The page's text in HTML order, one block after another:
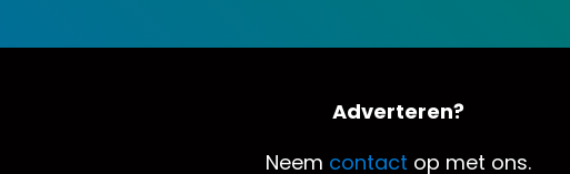
Adverteren?
Neem contact op met ons.